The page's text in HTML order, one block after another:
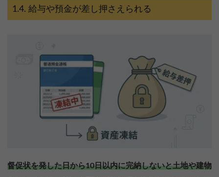
給与や預金が差し押さえられる
督促状を発した日から10日以内に完納しないと土地や建物